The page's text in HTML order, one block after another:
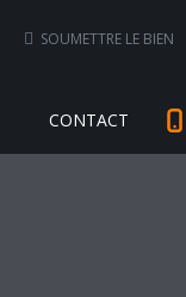
SOUMETTRE LE BIEN
CONTACT